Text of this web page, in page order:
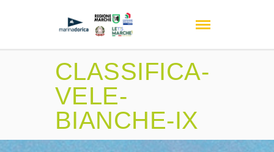
CLASSIFICA-
VELE-
BIANCHE-IX